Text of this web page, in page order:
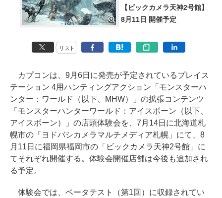
【ビックカメラ天神2号館】
8月11日 開催予定
リスト
カプコンは、9月6日に発売が予定されているプレイス
テーション 4用ハンティングアクション「モンスターハ
ンター：ワールド（以下、MHW）」の拡張コンテンツ
「モンスターハンターワールド：アイスボーン（以下、
アイスボーン）」の店頭体験会を、7月14日に北海道札
幌市の「ヨドバシカメラマルチメディア札幌」にて、8
月11日に福岡県福岡市の「ビックカメラ天神2号館」に
てそれぞれ開催する。体験会開催店舗は今後も追加され
る予定。
体験会では、ベータテスト（第1回）に収録されてい